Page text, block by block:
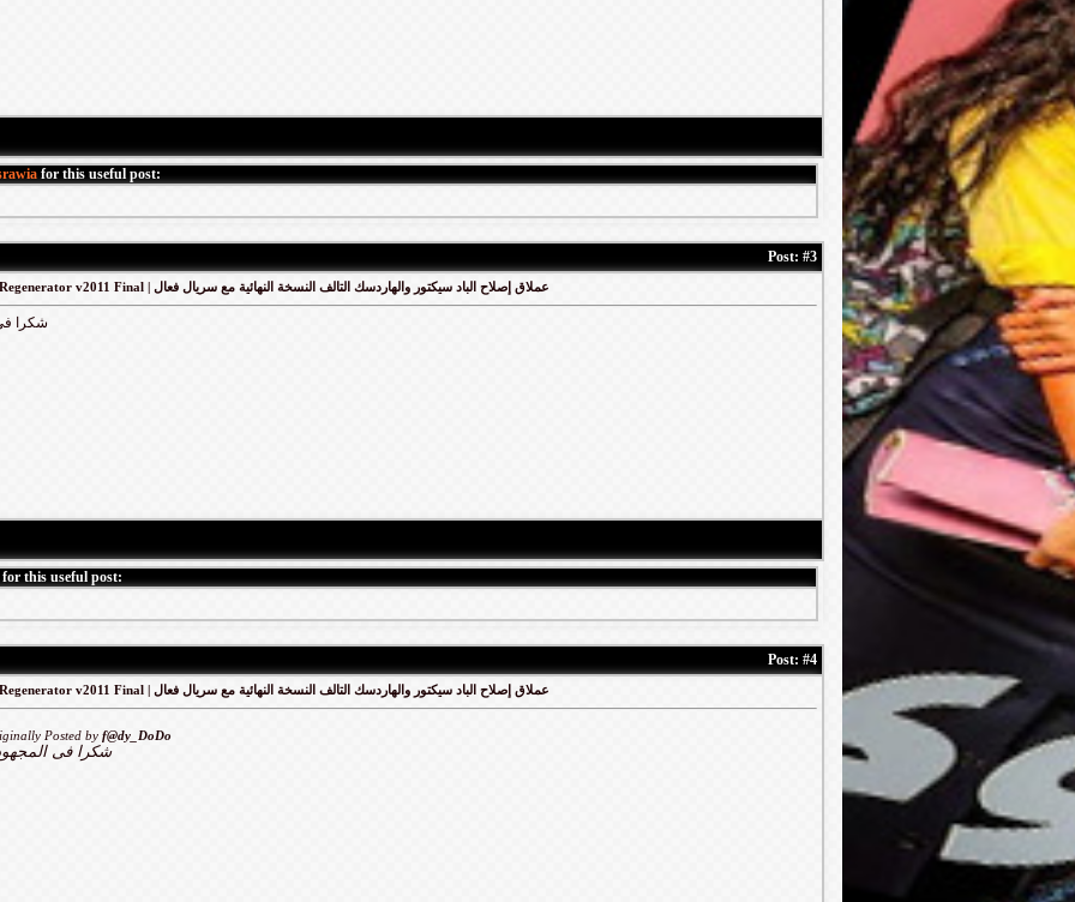
for this useful post:
Post: #3
HDD Regenerator v2011 Final | عملاق إصلاح الباد سيكتور والهاردسك التالف النسخة النهائية مع سريال فعال
شكرا
this useful post:
Post: #4
HDD Regenerator v2011 Final | عملاق إصلاح الباد سيكتور والهاردسك التالف النسخة النهائية مع سريال فعال
Posted by f@dy_DoDo
شكرا فى